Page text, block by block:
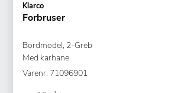
Klarco
Forbruser
Bordmodel, 2-Greb
Med karhane
Varenr. 71096901